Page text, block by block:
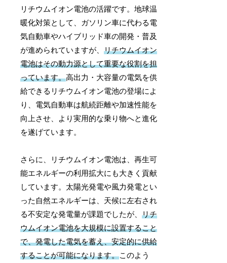
リチウムイオン電池の活躍です。地球温
暖化対策として、ガソリン車に代わる電
気自動車やハイブリッド車の開発・普及
が進められていますが、リチウムイオン
電池はその動力源として重要な役割を担
っています。高出力・大容量の電気を供
給できるリチウムイオン電池の登場によ
り、電気自動車は航続距離や加速性能を
向上させ、より実用的な乗り物へと進化
を遂げています。
さらに、リチウムイオン電池は、再生可
能エネルギーの利用拡大にも大きく貢献
しています。太陽光発電や風力発電とい
った自然エネルギーは、天候に左右され
る不安定な発電量が課題でしたが、リチ
ウムイオン電池を大規模に設置すること
で、発電した電気を蓄え、安定的に供給
することが可能になります。このよう